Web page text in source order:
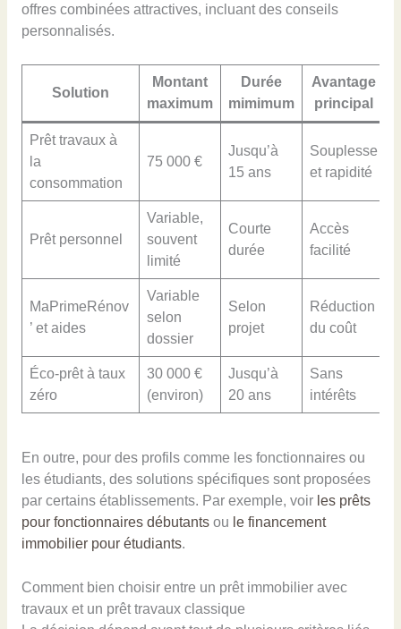
offres combinées attractives, incluant des conseils
personnalisés.
Solution
Montant
maximum
Durée
mimimum
Avantage
principal
Prêt travaux à
la
consommation
75 000 €
Jusqu’à
15 ans
Souplesse
et rapidité
Prêt personnel
Variable,
souvent
limité
Courte
durée
Accès
facilité
MaPrimeRénov
’ et aides
Variable
selon
dossier
Selon
projet
Réduction
du coût
Éco-prêt à taux
zéro
30 000 €
(environ)
Jusqu’à
20 ans
Sans
intérêts
En outre, pour des profils comme les fonctionnaires ou
les étudiants, des solutions spécifiques sont proposées
par certains établissements. Par exemple, voir les prêts
pour fonctionnaires débutantsou le financement
immobilier pour étudiants.
Comment bien choisir entre un prêt immobilier avec
travaux et un prêt travaux classique